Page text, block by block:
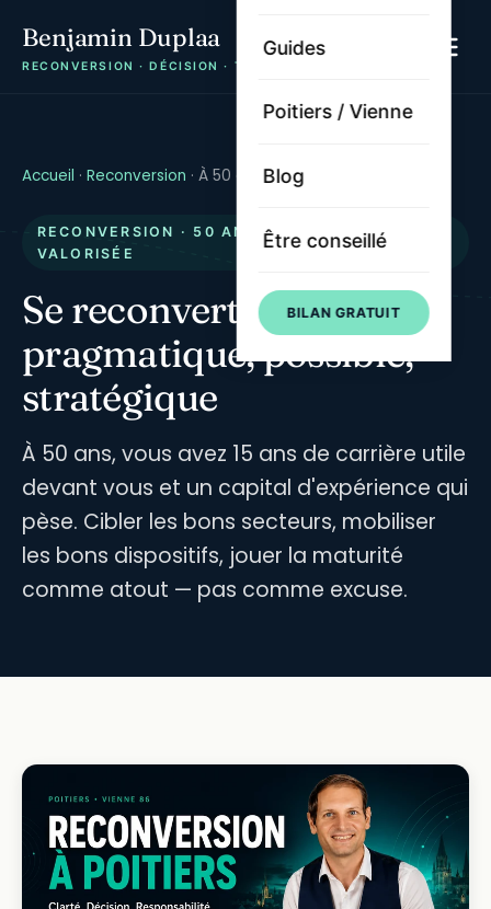
Benjamin Duplaa
RECONVERSION · DÉCISION · TRAJECTOIRE
Guides
Poitiers / Vienne
Blog
Être conseillé
BILAN GRATUIT
Accueil · Reconversion · À 50 ans
RECONVERSION · 50 ANS · MATURITÉ
VALORISÉE
Se reconvertir à50 ans :
pragmatique, possible,
stratégique
À 50 ans, vous avez 15 ans de carrière utile
devant vous et un capital d'expérience qui
pèse. Cibler les bons secteurs, mobiliser
les bons dispositifs, jouer la maturité
comme atout — pas comme excuse.